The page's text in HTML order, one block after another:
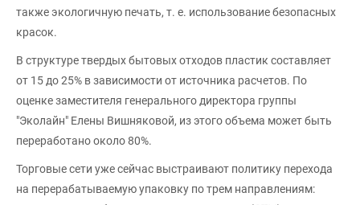
также экологичную печать, т. е. использование безопасных
красок.
В структуре твердых бытовых отходов пластик составляет
от 15 до 25% в зависимости от источника расчетов. По
оценке заместителя генерального директора группы
"Эколайн" Елены Вишняковой, из этого объема может быть
переработано около 80%.
Торговые сети уже сейчас выстраивают политику перехода
на перерабатываемую упаковку по трем направлениям: